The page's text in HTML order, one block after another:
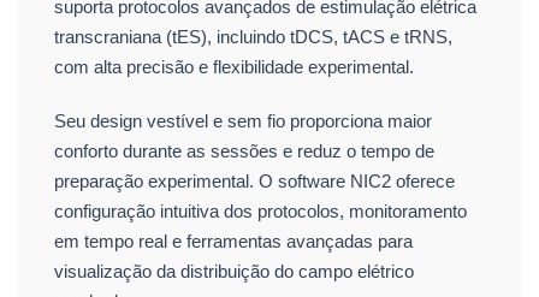
suporta protocolos avançados de estimulação elétrica
transcraniana (tES), incluindo tDCS, tACS e tRNS,
com alta precisão e flexibilidade experimental.
Seu design vestível e sem fio proporciona maior
conforto durante as sessões e reduz o tempo de
preparação experimental. O software NIC2 oferece
configuração intuitiva dos protocolos, monitoramento
em tempo real e ferramentas avançadas para
visualização da distribuição do campo elétrico